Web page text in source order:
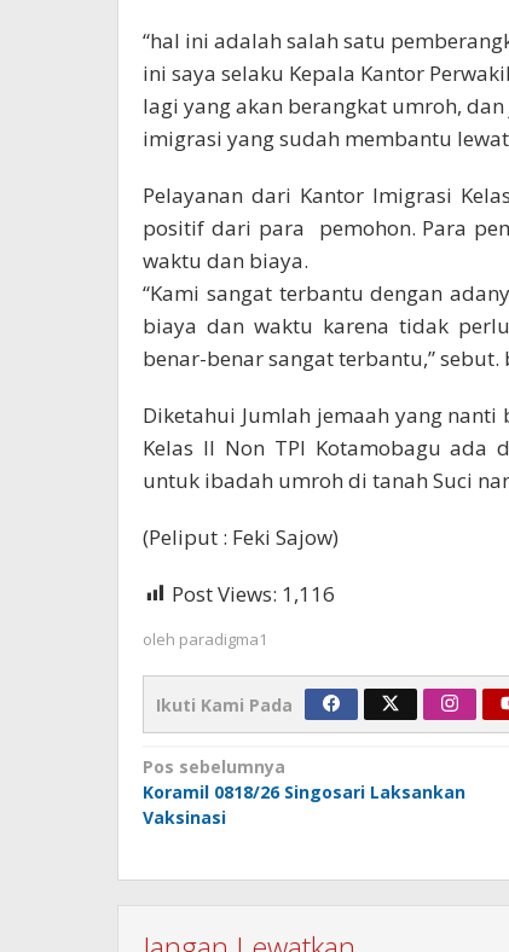
“hal ini adalah salah satu
ini saya selaku Kepala Kantor
lagi yang akan berangkat umroh,
imigrasi yang sudah membantu
Pelayanan dari Kantor Imigrasi
positif dari para pemohon. Para
waktu dan biaya.
“Kami sangat terbantu dengan
biaya dan waktu karena tidak
benar-benar sangat terbantu,” sebut.
Diketahui Jumlah jemaah yang
Kelas II Non TPI Kotamobagu ada
untuk ibadah umroh di tanah Suci
(Peliput : Feki Sajow)
Post Views: 1,116
oleh paradigma1
Ikuti Kami Pada
Navigasi
pos
Pos sebelumnya
Koramil 0818/26 Singosari Laksankan
Vaksinasi